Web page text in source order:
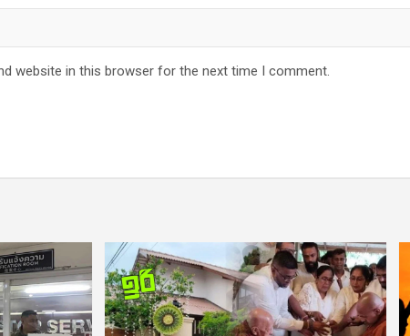
website in this browser for the next time I comment.